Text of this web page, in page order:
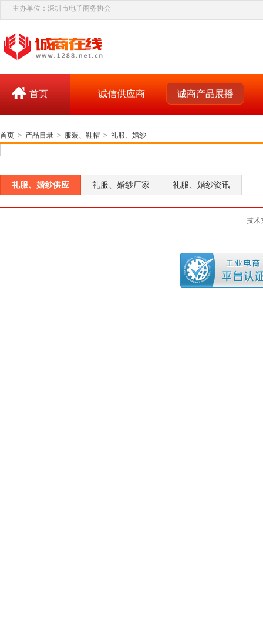
主办单位：深圳市电子商务协会
首页 诚信供应商 诚商产品展播
首页 > 产品目录 > 服装、鞋帽 > 礼服、婚纱
礼服、婚纱供应 礼服、婚纱厂家 礼服、婚纱资讯
技术